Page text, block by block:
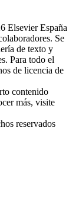
Elsevier España
Se
de texto y
Para todo el
de licencia de
contenido
más, visite
reservados